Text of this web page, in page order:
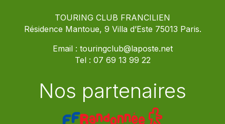
TOURING CLUB FRANCILIEN
Résidence Mantoue, 9 Villa d’Este 75013 Paris.
Email : touringclub@laposte.net
Tel : 07 69 13 99 22
Nos partenaires